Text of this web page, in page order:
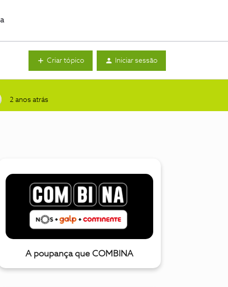
Criar tópico Iniciar sessão
2 anos atrás
A poupança que COMBINA